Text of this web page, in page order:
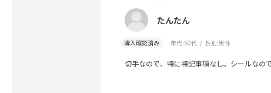
たんたん
購入確認済み 年代:50代 性別:男性
切手なので、特に特記事項なし。シールなの